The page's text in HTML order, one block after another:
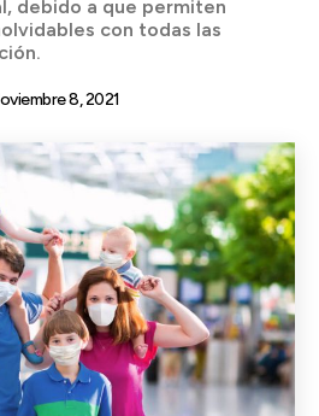
debido a que permiten
con todas las
8, 2021